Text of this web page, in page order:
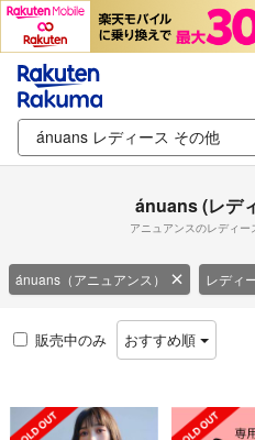
ánuans (レデ
アニュアンスのレディ
ánuans（アニュアンス） レディ
販売中のみ おすすめ順